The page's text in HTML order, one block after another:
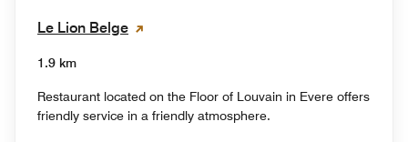
Le Lion Belge
1.9 km
Restaurant located on the Floor of Louvain in Evere offers
friendly service in a friendly atmosphere.